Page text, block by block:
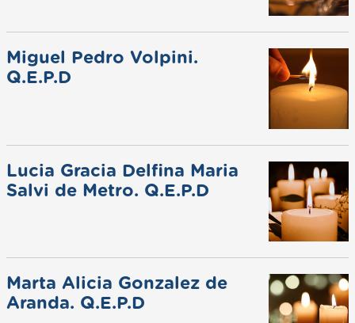
Miguel Pedro Volpini.
Q.E.P.D
Lucia Gracia Delfina Maria
Salvi de Metro. Q.E.P.D
Marta Alicia Gonzalez de
Aranda. Q.E.P.D